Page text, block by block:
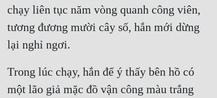
Dị Năng
Gia Đấu
Góc Nhìn Nam
Góc Nhìn Nữ
Huyền Huyễn
chạy liên tục năm vòng quanh công viên,
tương đương mười cây số, hắn mới dừng
Trong lúc chạy, hắn để ý thấy bên hồ có
một lão giả mặc đồ vận công màu trắng